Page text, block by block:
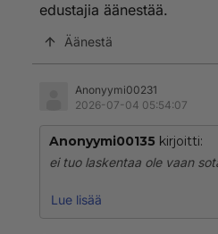
edustajia äänestää.
Äänestä
Anonyymi00231
2026-07-04 05:54:07
Anonyymi00135 kirjoitti:
ei tuo laskentaa ole vaan
Pääasia on jos Stupp Purra
Lue lisää